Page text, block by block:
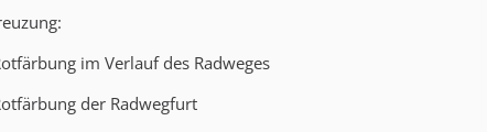
im Verlauf des Radweges
der Radwegfurt